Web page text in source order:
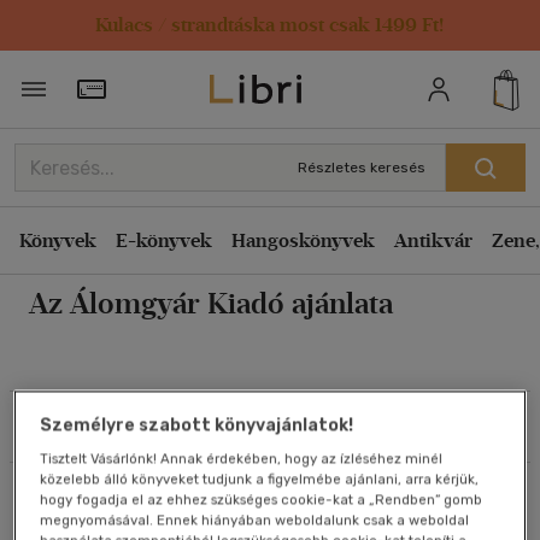
Kulacs / strandtáska most csak 1499 Ft!
Törzsvásárlói Kártya adatai
Részletes keresés
Könyvek E-könyvek Hangoskönyvek Antikvár
Az Álomgyár Kiadó ajánlata
Szűrés
Könyv
Ár szerint
4500 Ft felett
Felnőtt(3)
Nyelv szerint
Magyar(3)
Szűrés Rendezés
Rendezés
Kiadás éve szerint csökkenő
Ár szerint csökkenő
Eladott darabszám szerint csökkenő
Cím szerint A-Z
Szerző szerint A-Z
Megjelenítés Összesen3db
Személyre szabott könyvajánlatok!
Tisztelt Vásárlónk! Annak érdekében, hogy az ízléséhez minél
közelebb álló könyveket tudjunk a figyelmébe ajánlani, arra kérjük,
hogy fogadja el az ehhez szükséges cookie-kat a „Rendben” gomb
megnyomásával. Ennek hiányában weboldalunk csak a weboldal